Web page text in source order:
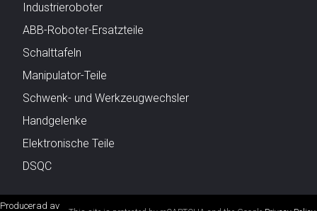
Industrieroboter
ABB-Roboter-Ersatzteile
Schalttafeln
Manipulator-Teile
Schwenk- und Werkzeugwechsler
Handgelenke
Elektronische Teile
DSQC
Producerad av